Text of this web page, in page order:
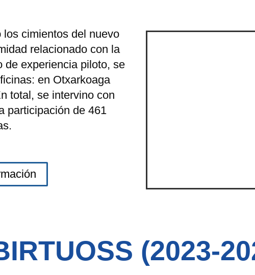
cimientos del nuevo
relacionado con la
de experiencia piloto, se
en Otxarkoaga
total, se intervino con
participación de 461
(2023-